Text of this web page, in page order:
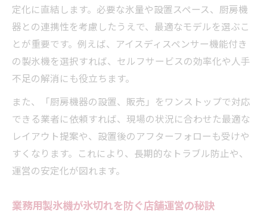
関係
業務効率向上に製氷機が果たす役割とは
製氷機が厨房の作業効率を高める理由とは
製氷機の安定供給がサービス品質向上に直
結
製氷機導入でドリンクバー運用がスムーズ
に
製氷機と冷蔵庫レンタルの組み合わせ効果
業務用製氷機で冷製メニューの提供力強化
製氷機選びで重視すべきアフターサービス
定化に直結します。必要な氷量や設置スペース、厨房機
器との連携性を考慮したうえで、最適なモデルを選ぶこ
とが重要です。例えば、アイスディスペンサー機能付き
の製氷機を選択すれば、セルフサービスの効率化や人手
不足の解消にも役立ちます。
また、「厨房機器の設置、販売」をワンストップで対応
できる業者に依頼すれば、現場の状況に合わせた最適な
レイアウト提案や、設置後のアフターフォローも受けや
すくなります。これにより、長期的なトラブル防止や、
運営の安定化が図れます。
業務用製氷機が氷切れを防ぐ店舗運営の秘訣